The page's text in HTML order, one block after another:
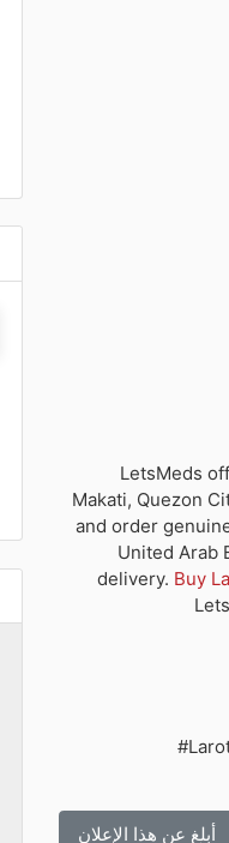
LetsMeds
Makati, Quezon
and order
United Arab
delivery. Buy
أبلغ عن هذا الإعلان